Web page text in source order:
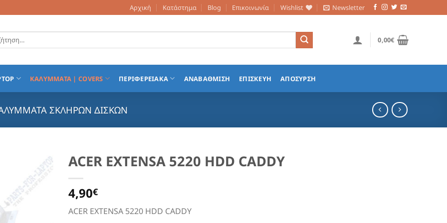
Αρχική Κατάστημα Blog Επικοινωνία Wishlist Newsletter
0,00€
ΚΑΛΥΜΜΑΤΑ | COVERS ΠΕΡΙΦΕΡΕΙΑΚΑ ΑΝΑΒΑΘΜΙΣΗ ΕΠΙΣΚΕΥΗ ΑΠΟΣΥΡΣΗ
ΣΚΛΗΡΩΝ ΔΙΣΚΩΝ
Add to
Wishlist
ACER EXTENSA 5220 HDD CADDY
4,90€
ACER EXTENSA 5220 HDD CADDY